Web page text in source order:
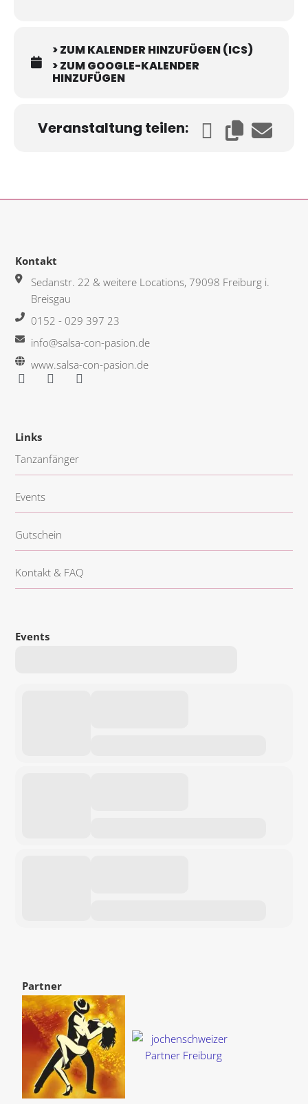
> ZUM KALENDER HINZUFÜGEN (ICS)
> ZUM GOOGLE-KALENDER
HINZUFÜGEN
Veranstaltung teilen:
Kontakt
Sedanstr. 22 & weitere Locations, 79098 Freiburg i.
Breisgau
0152 - 029 397 23
info@salsa-con-pasion.de
www.salsa-con-pasion.de
F
o
o
k
-
f
Y
e
I
m
Links
Tanzanfänger
Events
Gutschein
Kontakt & FAQ
Events
Partner